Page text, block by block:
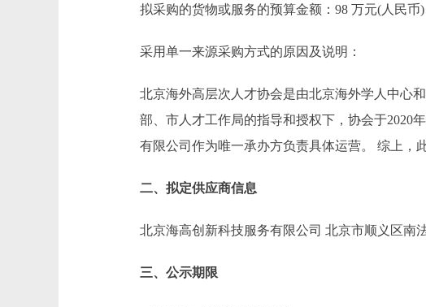
拟采购的货物或服务的预算金额：98 万元(人民币)
采用单一来源采购方式的原因及说明：
北京海外高层次人才协会是由北京海外学人中心
部、市人才工作局的指导和授权下，协会于2020
有限公司作为唯一承办方负责具体运营。 综上，
二、拟定供应商信息
北京海高创新科技服务有限公司 北京市顺义区南
三、公示期限